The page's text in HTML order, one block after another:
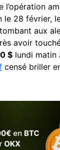
l’opération
le 28 février,
aux
avoir
$ lundi matin
censé briller